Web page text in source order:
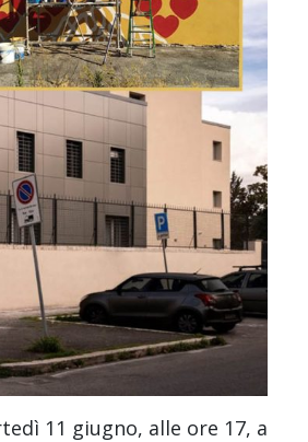
11 giugno, alle ore 17, a